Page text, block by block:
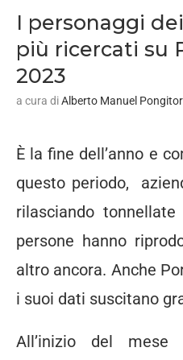
I personaggi
più ricercati su
2023
a cura diAlberto Manuel
È la fine dell’anno e
questo periodo,
rilasciando
persone hanno
altro ancora. Anche
i suoi dati suscitano
All’inizio del mese